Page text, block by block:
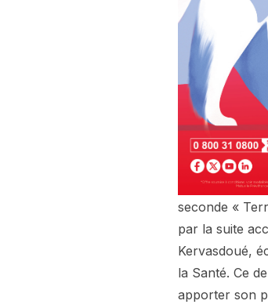
seconde «
par la suite
Kervasdoué,
la Santé. Ce
apporter son